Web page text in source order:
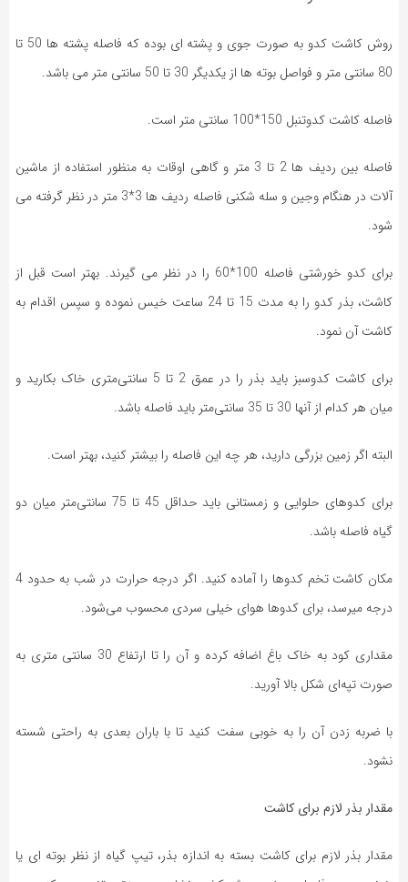
روش کاشت کدو به صورت جوی و پشته ای بوده که فاصله پشته ها 50 تا
80 سانتی متر و فواصل بوته ها از یکدیگر 30 تا 50 سانتی متر می باشد.
فاصله کاشت کدوتنبل 150*100 سانتی متر است.
فاصله بین ردیف ها 2 تا 3 متر و گاهی اوقات به منظور استفاده از ماشین
آلات در هنگام وجین و سله شکنی فاصله ردیف ها 3*3 متر در نظر گرفته می
شود.
برای کدو خورشتی فاصله 100*60 را در نظر می گیرند. بهتر است قبل از
کاشت، بذر کدو را به مدت 15 تا 24 ساعت خیس نموده و سپس اقدام به
کاشت آن نمود.
برای کاشت کدوسبز باید بذر را در عمق 2 تا 5 سانتی‌متری خاک بکارید و
میان هر کدام از آنها 30 تا 35 سانتی‌متر باید فاصله باشد.
البته اگر زمین بزرگی دارید، هر چه این فاصله را بیشتر کنید، بهتر است.
برای کدوهای حلوایی و زمستانی باید حداقل 45 تا 75 سانتی‌متر میان دو
گیاه فاصله باشد.
مکان کاشت تخم کدوها را آماده کنید. اگر درجه حرارت در شب به حدود 4
درجه میرسد، برای کدوها هوای خیلی سردی محسوب می‌شود.
مقداری کود به خاک باغ اضافه کرده و آن را تا ارتفاع 30 سانتی متری به
صورت تپه‌ای شکل بالا آورید.
با ضربه زدن آن را به خوبی سفت کنید تا با باران بعدی به راحتی شسته
نشود.
مقدار بذر لازم برای کاشت
مقدار بذر لازم برای کاشت بسته به اندازه بذر، تیپ گیاه از نظر بوته ای یا